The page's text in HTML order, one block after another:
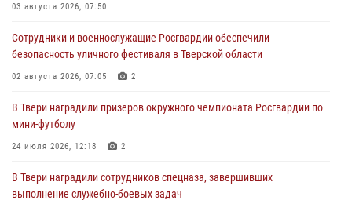
28 июля 2026, 11:30
Сотрудники вневедомственной охраны совершили 250 выездов и
пресекли 20 правонарушений за неделю в Тверской области
27 июля 2026, 08:29
В Твери наградили призеров окружного чемпионата Росгвардии по
мини-футболу
24 июля 2026, 12:18 2
Росгвардейцы оказали помощь водителю на дороге в городе Кашин
03 августа 2026, 07:50
Сотрудники и военнослужащие Росгвардии обеспечили
безопасность уличного фестиваля в Тверской области
02 августа 2026, 07:05 2
В Твери наградили призеров окружного чемпионата Росгвардии по
мини-футболу
24 июля 2026, 12:18 2
В Твери наградили сотрудников спецназа, завершивших
выполнение служебно-боевых задач